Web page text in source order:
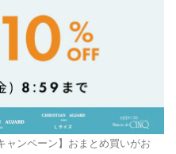
ャンペーン】おまとめ買いがお